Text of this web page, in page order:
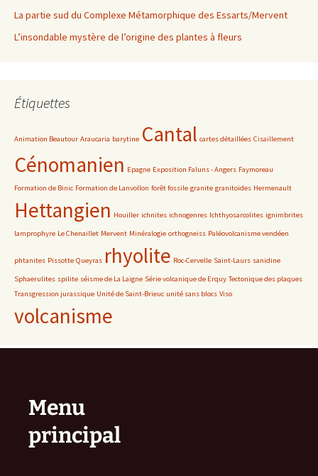
La partie sud du Complexe Métamorphique des Essarts/Mervent
L’insondable mystère de l’origine des plantes à fleurs
Étiquettes
Animation Beautour Araucaria barytine Cantal cartes détaillées Cisaillement
Cénomanien Epagne Exposition Faluns - Angers Faymoreau
Formation de Binic Formation de Lanvollon forêt fossile granite granitoïdes Hermenault
Hettangien Houiller ichnites ichnogenres Ichthyosarcolites ignimbrites
lamprophyre Le Chenaillet Mervent Minéralogie orthogneiss Paléovolcanisme vendéen
phtanites Pissotte Queyras rhyolite Roc-Cervelle Saint-Laurs sanidine
Sphaerulites spilite séisme de La Laigne Série volcanique de Erquy Tectonique des plaques
Transgression jurassique Unité de Saint-Brieuc unité sans blocs Viso
volcanisme
Menu
principal